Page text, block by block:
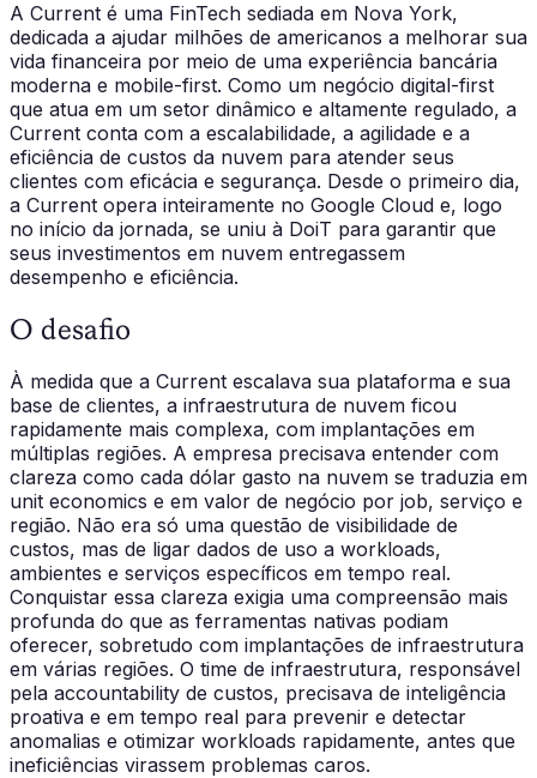
A Current é uma FinTech sediada em Nova York,
dedicada a ajudar milhões de americanos a melhorar sua
vida financeira por meio de uma experiência bancária
moderna e mobile-first. Como um negócio digital-first
que atua em um setor dinâmico e altamente regulado, a
Current conta com a escalabilidade, a agilidade e a
eficiência de custos da nuvem para atender seus
clientes com eficácia e segurança. Desde o primeiro dia,
a Current opera inteiramente no Google Cloud e, logo
no início da jornada, se uniu à DoiT para garantir que
seus investimentos em nuvem entregassem
desempenho e eficiência.
O desafio
À medida que a Current escalava sua plataforma e sua
base de clientes, a infraestrutura de nuvem ficou
rapidamente mais complexa, com implantações em
múltiplas regiões. A empresa precisava entender com
clareza como cada dólar gasto na nuvem se traduzia em
unit economics e em valor de negócio por job, serviço e
região. Não era só uma questão de visibilidade de
custos, mas de ligar dados de uso a workloads,
ambientes e serviços específicos em tempo real.
Conquistar essa clareza exigia uma compreensão mais
profunda do que as ferramentas nativas podiam
oferecer, sobretudo com implantações de infraestrutura
em várias regiões. O time de infraestrutura, responsável
pela accountability de custos, precisava de inteligência
proativa e em tempo real para prevenir e detectar
anomalias e otimizar workloads rapidamente, antes que
ineficiências virassem problemas caros.